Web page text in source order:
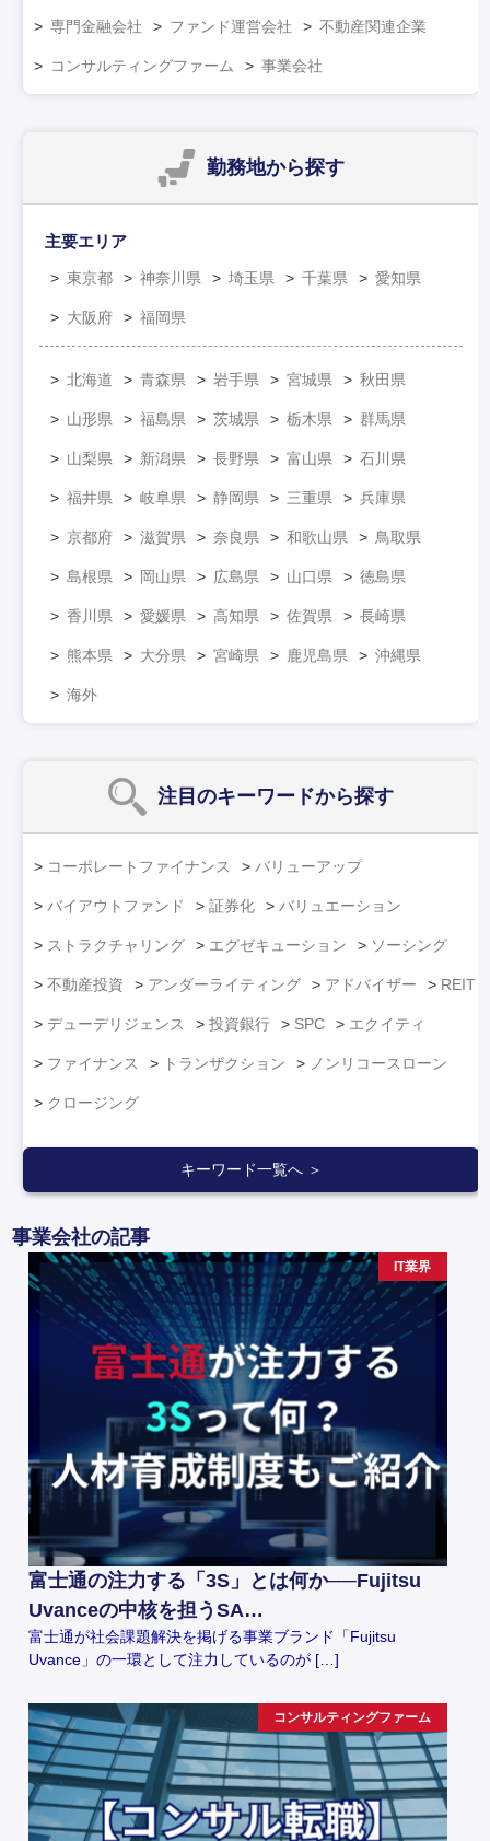
専門金融会社 ファンド運営会社 不動産関連企業
コンサルティングファーム 事業会社
勤務地から探す
主要エリア
東京都 神奈川県 埼玉県 千葉県 愛知県
大阪府 福岡県
北海道 青森県 岩手県 宮城県 秋田県
山形県 福島県 茨城県 栃木県 群馬県
山梨県 新潟県 長野県 富山県 石川県
福井県 岐阜県 静岡県 三重県 兵庫県
京都府 滋賀県 奈良県 和歌山県 鳥取県
島根県 岡山県 広島県 山口県 徳島県
香川県 愛媛県 高知県 佐賀県 長崎県
熊本県 大分県 宮崎県 鹿児島県 沖縄県
海外
注目のキーワードから探す
コーポレートファイナンス バリューアップ
バイアウトファンド 証券化 バリュエーション
ストラクチャリング エグゼキューション ソーシング
不動産投資 アンダーライティング アドバイザー REIT
デューデリジェンス 投資銀行 SPC エクイティ
ファイナンス トランザクション ノンリコースローン
クロージング
キーワード一覧へ ＞
事業会社の記事
IT業界
富士通の注力する「3S」とは何か──Fujitsu
Uvanceの中核を担うSA…
富士通が社会課題解決を掲げる事業ブランド「Fujitsu
Uvance」の一環として注力しているのが […]
コンサルティングファーム